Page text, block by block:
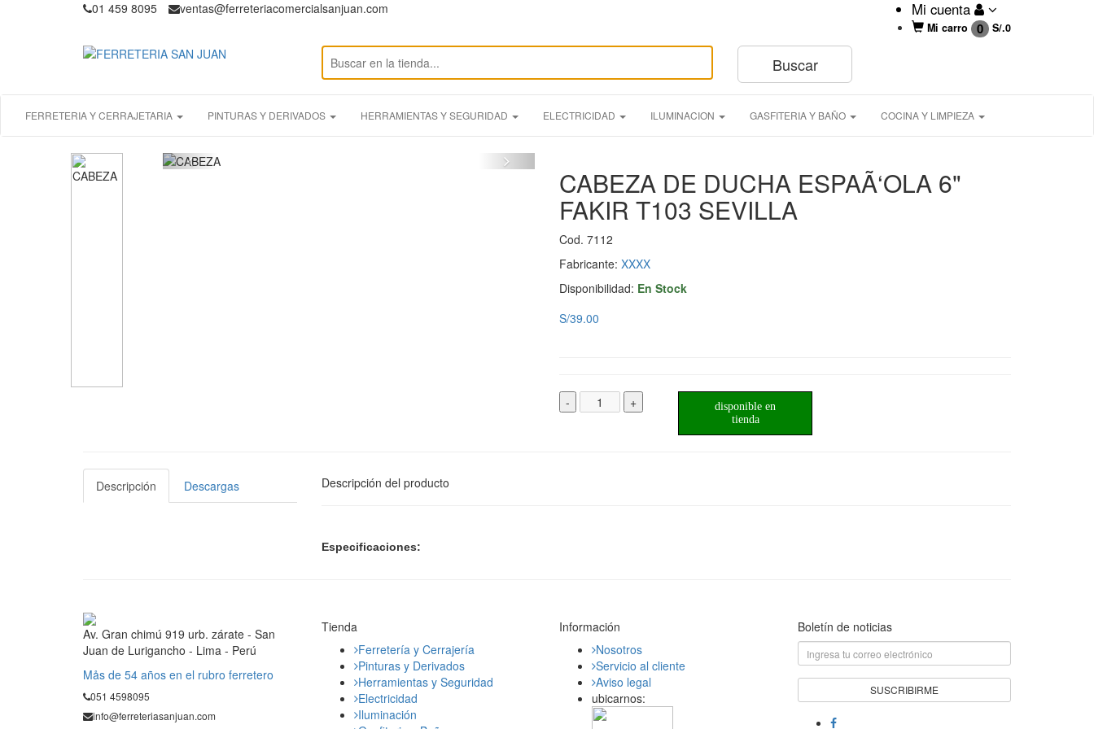
01 459 8095 ventas@ferreteriacomercialsanjuan.com Mi cuenta
Mi carro 0 S/.0
FERRETERIA Y CERRAJETARIA PINTURAS Y DERIVADOS HERRAMIENTAS Y SEGURIDAD ELECTRICIDAD ILUMINACION GASFITERIA Y BAÑO COCINA Y LIMPIEZA
CABEZA DE DUCHA ESPAÃ‘OLA 6"
FAKIR T103 SEVILLA
Cod. 7112
Fabricante: XXXX
Disponibilidad: En Stock
S/39.00
- +
disponible en
tienda
Descripción Descargas Descripción del producto
Especificaciones:
Av. Gran chimú 919 urb. zárate - San
Juan de Lurigancho - Lima - Perú
Mås de 54 años en el rubro ferretero
051 4598095
info@ferreteriasanjuan.com
Tienda
Ferretería y Cerrajería
Pinturas y Derivados
Herramientas y Seguridad
Electricidad
Iluminación
Información
Nosotros
Servicio al cliente
Aviso legal
ubicarnos:
Boletín de noticias